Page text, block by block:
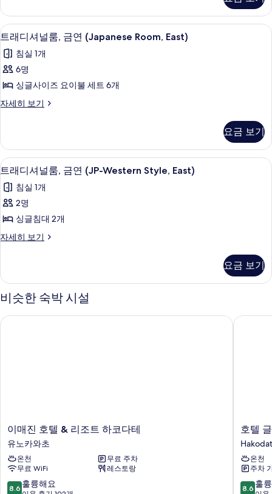
기
연
(Japanese
Room,
South)
사
진
모
기
널
룸,
금
(Japanese
Room,
자
세
히
트
래
디
셔
룸,
연
(Japanese
Room,
East)
사
진
모
기
트래디셔널룸, 금연 (Japanese Room,
8
트래디셔널룸, 금연 (Japanese Room, East)
침실 1개
6명
싱글사이즈 요이불 세트 6개
자세히 보기
트
널
룸,
금
(Japanese
Room,
자
세
히
요금 보기
트
래
디
셔
룸,
연
(JP-
Western
Style,
기
트래디셔널룸, 금연 (JP-Western
15
트래디셔널룸, 금연 (JP-Western Style, East)
침실 1개
2명
싱글침대 2개
자세히 보기
트
널
룸,
금
(JP-
요금 보기
비슷한 숙박 시설
이
매
진
호
텔
&
이매진 호텔 & 리조트 하코다테
유노카와초
온천
무료 주차
무료 WiFi
레스토랑
10
8.6 훌륭해요
이매진 호텔 & 리조트 하코다테
호
텔
글
로
벌
뷰
호텔
온천
주차
10
8.6 훌
호텔 글